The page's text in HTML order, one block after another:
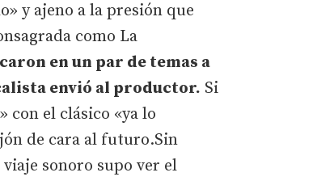
y ajeno a la presión que
como La
en un par de temas a
envió al productor. Si
con el clásico «ya lo
de cara al futuro.Sin
sonoro supo ver el